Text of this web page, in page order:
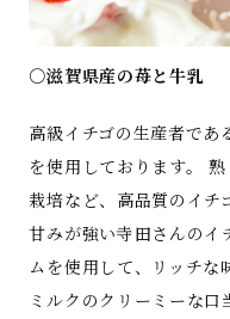
○滋賀県産の苺と牛乳
高級イチゴの生産者であ
を使用しております。
栽培など、高品質のイチ
甘みが強い寺田さんのイ
ムを使用して、リッチな
ミルクのクリーミーな